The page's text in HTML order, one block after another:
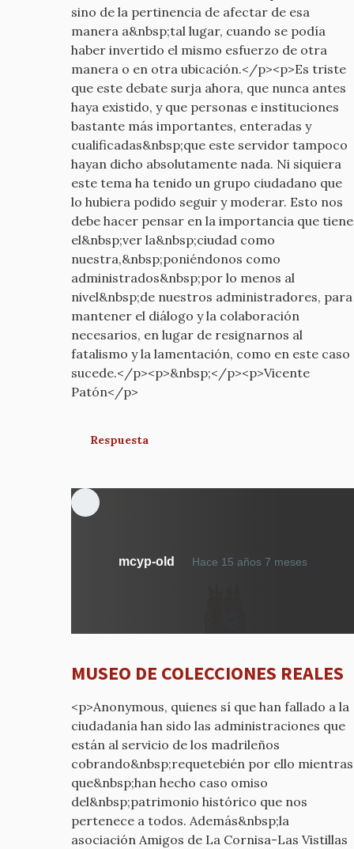
sino de la pertinencia de afectar de esa
manera a&nbsp;tal lugar, cuando se podía
haber invertido el mismo esfuerzo de otra
manera o en otra ubicación.</p><p>Es triste
que este debate surja ahora, que nunca antes
haya existido, y que personas e instituciones
bastante más importantes, enteradas y
cualificadas&nbsp;que este servidor tampoco
hayan dicho absolutamente nada. Ni siquiera
este tema ha tenido un grupo ciudadano que
lo hubiera podido seguir y moderar. Esto nos
debe hacer pensar en la importancia que tiene
el&nbsp;ver la&nbsp;ciudad como
nuestra,&nbsp;poniéndonos como
administrados&nbsp;por lo menos al
nivel&nbsp;de nuestros administradores, para
mantener el diálogo y la colaboración
necesarios, en lugar de resignarnos al
fatalismo y la lamentación, como en este caso
sucede.</p><p>&nbsp;</p><p>Vicente
Patón</p>
Respuesta
mcyp-old Hace 15 años 7 mesesEn
DE
REALES
mcyp-
old
MUSEO DE COLECCIONES REALES
<p>Anonymous, quienes sí que han fallado a la
ciudadanía han sido las administraciones que
están al servicio de los madrileños
cobrando&nbsp;requetebién por ello mientras
que&nbsp;han hecho caso omiso
del&nbsp;patrimonio histórico que nos
pertenece a todos. Además&nbsp;la
asociación Amigos de La Cornisa-Las Vistillas